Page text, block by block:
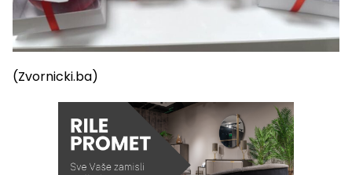
(Zvornicki.ba)